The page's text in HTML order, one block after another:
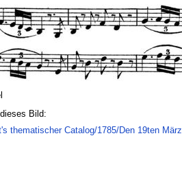
Bild:
thematischer Catalog/1785/Den 19ten März